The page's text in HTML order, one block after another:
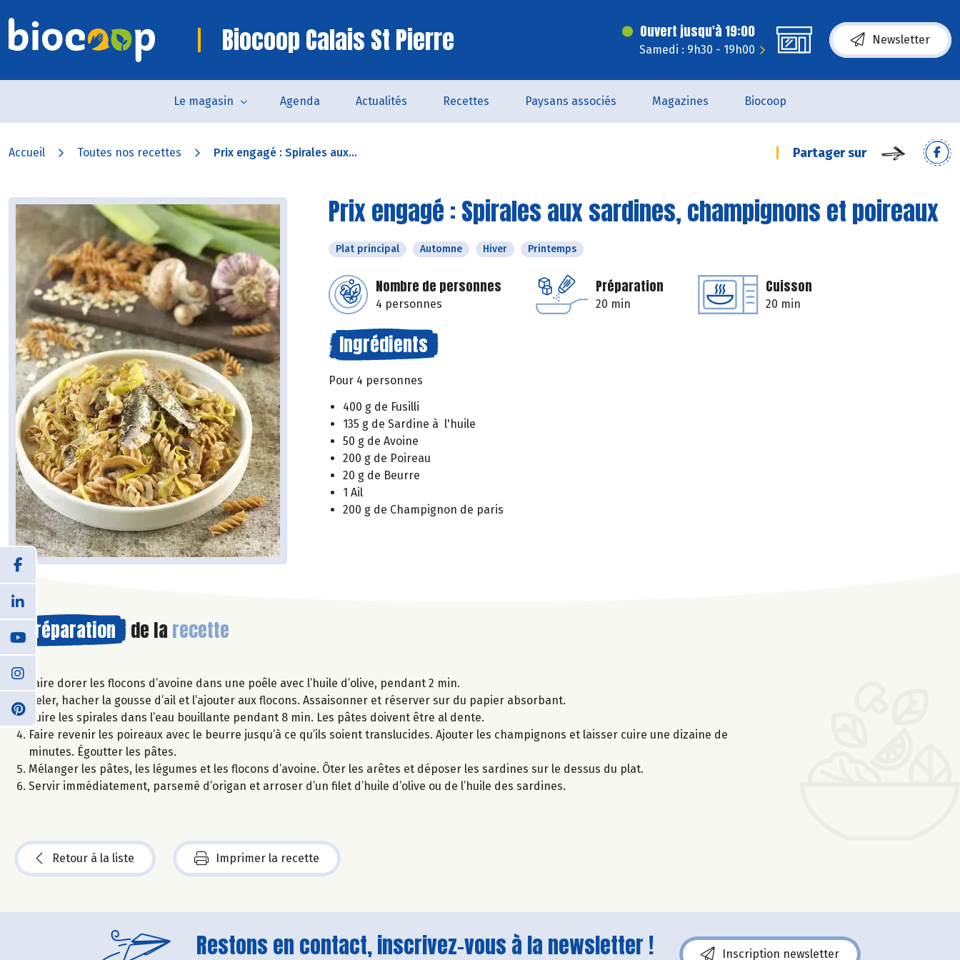
Biocoop Calais St Pierre Ouvert jusqu'à 19:00
Samedi : 9h30 - 19h00
Newsletter
Le magasin Agenda Actualités Recettes Paysans associés Magazines Biocoop
Accueil Toutes nos recettes Prix engagé : Spirales aux... Partager sur
Prix engagé : Spirales aux sardines, champignons et poireaux
Plat principal Automne Hiver Printemps
Nombre de personnes
4 personnes
Préparation
20 min
Cuisson
20 min
Ingrédients
Pour 4 personnes
400 g de Fusilli
135 g de Sardine à l'huile
50 g de Avoine
200 g de Poireau
20 g de Beurre
1 Ail
200 g de Champignon de paris
Préparation de la recette
Faire dorer les flocons d’avoine dans une poêle avec l’huile d’olive, pendant 2 min.
Peler, hacher la gousse d’ail et l’ajouter aux flocons. Assaisonner et réserver sur du papier absorbant.
Cuire les spirales dans l’eau bouillante pendant 8 min. Les pâtes doivent être al dente.
Faire revenir les poireaux avec le beurre jusqu’à ce qu’ils soient translucides. Ajouter les champignons et laisser cuire une dizaine de
minutes. Égoutter les pâtes.
Mélanger les pâtes, les légumes et les flocons d’avoine. Ôter les arêtes et déposer les sardines sur le dessus du plat.
Servir immédiatement, parsemé d’origan et arroser d’un filet d’huile d’olive ou de l’huile des sardines.
Retour à la liste Imprimer la recette
Restons en contact, inscrivez-vous à la newsletter ! Inscription newsletter